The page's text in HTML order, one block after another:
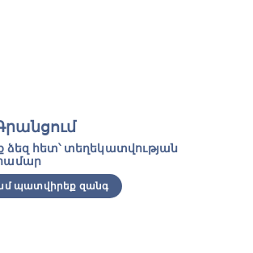
ձեզ հետ՝ տեղեկատվության
պատվիրեք զանգ